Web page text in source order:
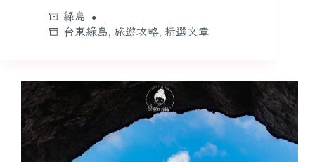
綠島
台東綠島, 旅遊攻略, 精選文章